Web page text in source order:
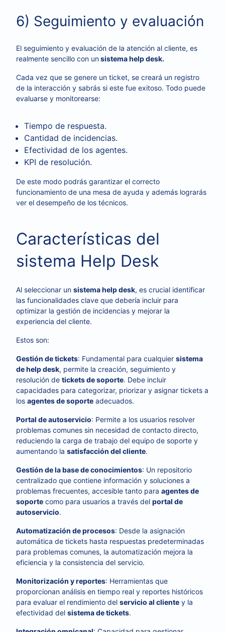
6) Seguimiento y evaluación
El seguimiento y evaluación de la atención al cliente, es
realmente sencillo con unsistema help desk.
Cada vez que se genere un ticket, se creará un registro
de la interacción y sabrás si este fue exitoso. Todo puede
evaluarse y monitorearse:
Tiempo de respuesta.
Cantidad de incidencias.
Efectividad de los agentes.
KPI de resolución.
De este modo podrás garantizar el correcto
funcionamiento de una mesa de ayuda y además lograrás
ver el desempeño de los técnicos.
Características del
sistema Help Desk
Al seleccionar un sistema help desk, es crucial identificar
las funcionalidades clave que debería incluir para
optimizar la gestión de incidencias y mejorar la
experiencia del cliente.
Estos son:
Gestión de tickets: Fundamental para cualquier sistema
de help desk, permite la creación, seguimiento y
resolución de tickets de soporte. Debe incluir
capacidades para categorizar, priorizar y asignar tickets a
los agentes de soporte adecuados.
Portal de autoservicio: Permite a los usuarios resolver
problemas comunes sin necesidad de contacto directo,
reduciendo la carga de trabajo del equipo de soporte y
aumentando la satisfacción del cliente.
Gestión de la base de conocimientos: Un repositorio
centralizado que contiene información y soluciones a
problemas frecuentes, accesible tanto para agentes de
soporte como para usuarios a través del portal de
autoservicio.
Automatización de procesos: Desde la asignación
automática de tickets hasta respuestas predeterminadas
para problemas comunes, la automatización mejora la
eficiencia y la consistencia del servicio.
Monitorización y reportes: Herramientas que
proporcionan análisis en tiempo real y reportes históricos
para evaluar el rendimiento del servicio al cliente y la
efectividad del sistema de tickets.